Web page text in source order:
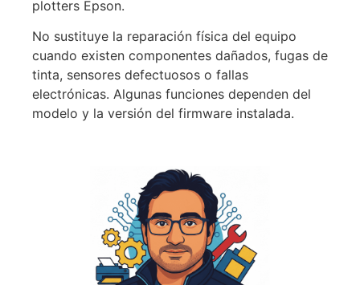
plotters Epson.
No sustituye la reparación física del equipo
cuando existen componentes dañados, fugas de
tinta, sensores defectuosos o fallas
electrónicas. Algunas funciones dependen del
modelo y la versión del firmware instalada.